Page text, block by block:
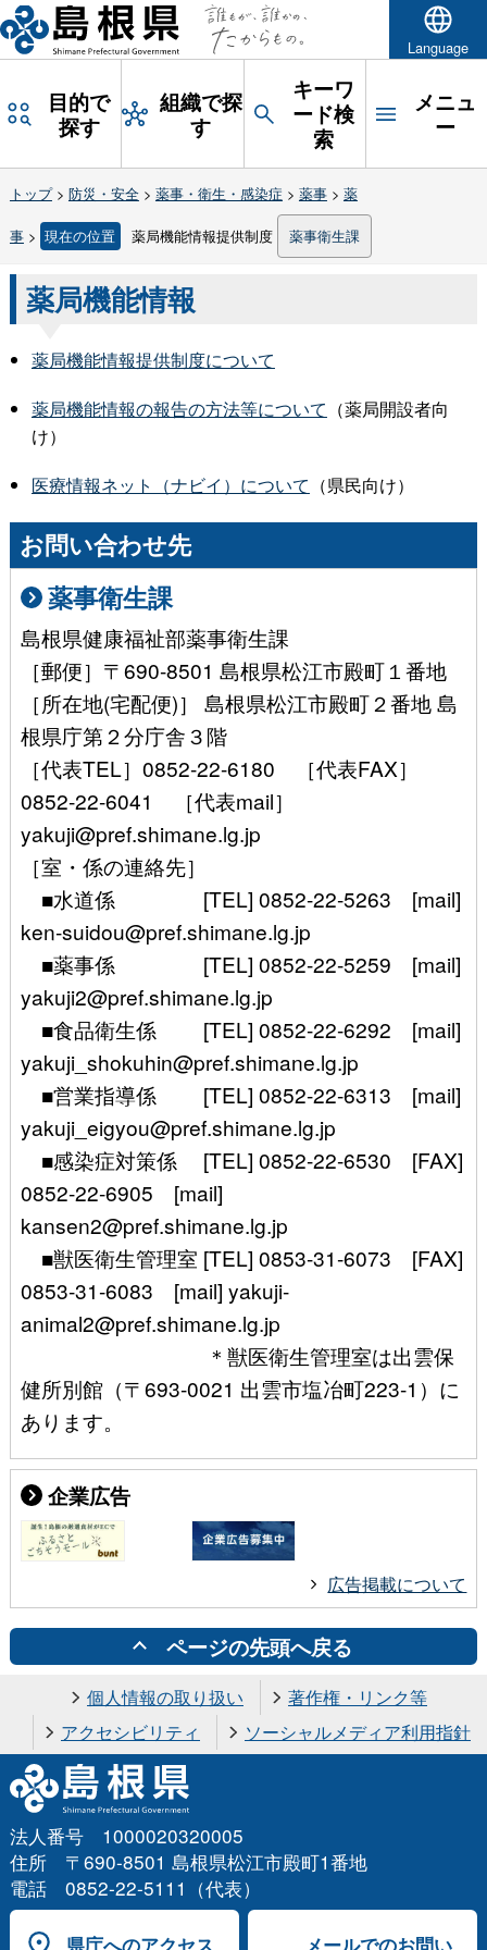
Language
目的で
探す
組織で探
す
キーワ
ード検
索
メニュ
ー
トップ> 防災・安全> 薬事・衛生・感染症 > 薬事> 薬
事> 現在の位置 薬局機能情報提供制度 薬事衛生課
薬局機能情報
薬局機能情報提供制度について
薬局機能情報の報告の方法等について （薬局開設者向
け）
医療情報ネット（ナビイ）について （県民向け）
お問い合わせ先
薬事衛生課
島根県健康福祉部薬事衛生課
［郵便］〒690-8501 島根県松江市殿町１番地
［所在地(宅配便)］ 島根県松江市殿町２番地 島
根県庁第２分庁舎３階
［代表TEL］0852-22-6180 ［代表FAX］
0852-22-6041 ［代表mail］
yakuji@pref.shimane.lg.jp
［室・係の連絡先］
■水道係 [TEL] 0852-22-5263 [mail]
ken-suidou@pref.shimane.lg.jp
■薬事係 [TEL] 0852-22-5259 [mail]
yakuji2@pref.shimane.lg.jp
■食品衛生係 [TEL] 0852-22-6292 [mail]
yakuji_shokuhin@pref.shimane.lg.jp
■営業指導係 [TEL] 0852-22-6313 [mail]
yakuji_eigyou@pref.shimane.lg.jp
■感染症対策係 [TEL] 0852-22-6530 [FAX]
0852-22-6905 [mail]
kansen2@pref.shimane.lg.jp
■獣医衛生管理室 [TEL] 0853-31-6073 [FAX]
0853-31-6083 [mail] yakuji-
animal2@pref.shimane.lg.jp
＊獣医衛生管理室は出雲保
健所別館（〒693-0021 出雲市塩冶町223-1）に
あります。
企業広告
広告掲載について
ページの先頭へ戻る
個人情報の取り扱い
著作権・リンク等
アクセシビリティ
ソーシャルメディア利用指針
法人番号 1000020320005
住所 〒690-8501 島根県松江市殿町1番地
電話 0852-22-5111（代表）